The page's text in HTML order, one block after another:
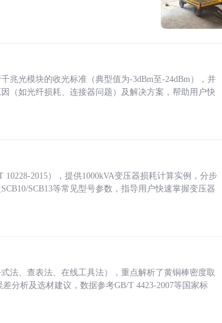
兆光模块的收光标准（典型值为-3dBm至-24dBm），并
（如光纤损耗、连接器问题）及解决方案，帮助用户快
2015），提供1000kVA变压器损耗计算实例，分步
SCB13等常见型号参数，指导用户快速掌握变压器
法、查表法、在线工具法），重点解析了黄铜棒密度取
分析及选材建议，数据参考GB/T 4423-2007等国家标